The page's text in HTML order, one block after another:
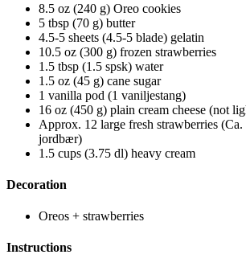
8.5 oz (240 g) Oreo cookies
5 tbsp (70 g) butter
4.5-5 sheets (4.5-5 blade) gelatin
10.5 oz (300 g) frozen strawberries
1.5 tbsp (1.5 spsk) water
1.5 oz (45 g) cane sugar
1 vanilla pod (1 vaniljestang)
16 oz (450 g) plain cream cheese (not
Approx. 12 large fresh strawberries
jordbær)
1.5 cups (3.75 dl) heavy cream
Decoration
Oreos + strawberries
Instructions